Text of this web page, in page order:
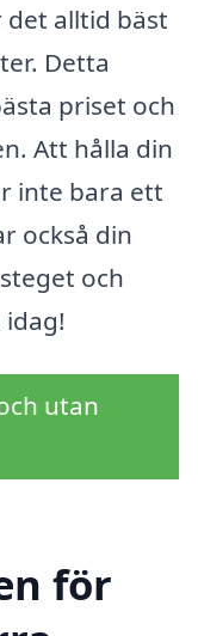
alltid bäst
Detta
priset och
Att hålla din
inte bara ett
också din
och
utan
för